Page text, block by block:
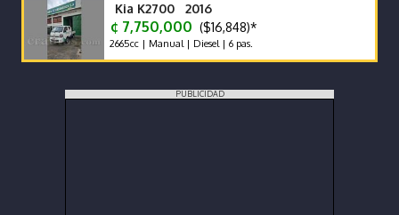
Kia K2700 2016
¢ 7,750,000 ($16,848)*
2665cc | Manual | Diesel | 6 pas.
PUBLICIDAD